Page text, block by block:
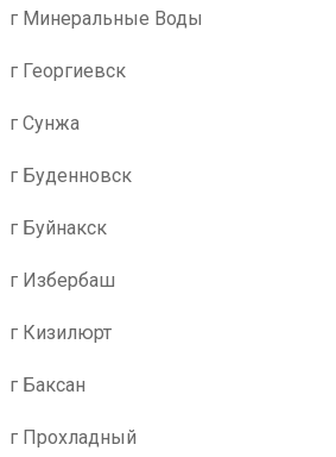
г Минеральные Воды
г Георгиевск
г Сунжа
г Буденновск
г Буйнакск
г Избербаш
г Кизилюрт
г Баксан
г Прохладный